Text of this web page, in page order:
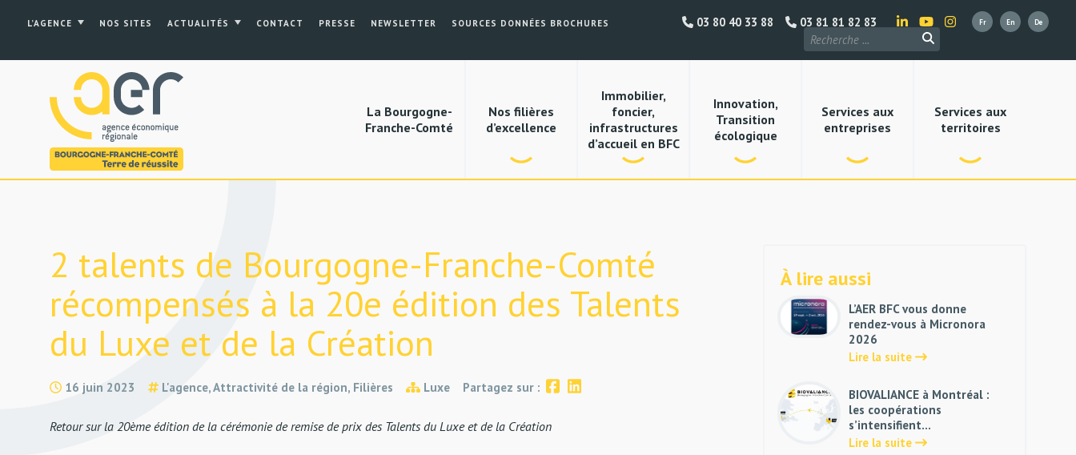
L’AGENCE NOS SITES ACTUALITÉS CONTACT PRESSE NEWSLETTER SOURCES DONNÉES BROCHURES 03 81 81 82 83
03 80 40 33 88
La Bourgogne-
Franche-Comté
Nos filières
d’excellence
Immobilier,
foncier,
infrastructures
d’accueil en BFC
Innovation,
Transition
écologique
Services aux
entreprises
Services aux
territoires
2 talents de Bourgogne-Franche-Comté
récompensés à la 20e édition des Talents
du Luxe et de la Création
16 juin 2023 L'agence, Attractivité de la région, Filières Luxe Partagez sur :
Retour sur la 20ème édition de la cérémonie de remise de prix des Talents du Luxe et de la Création
À lire aussi
L’AER BFC vous donne
rendez-vous à Micronora
2026
Lire la suite
BIOVALIANCE à Montréal :
les coopérations
s’intensifient…
Lire la suite